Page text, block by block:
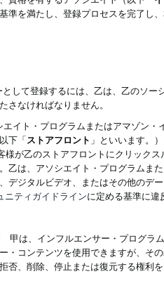
準を満たし、登録プロセスを完了し、
して登録するには、乙は、乙のソー
さなければなりません。
イト・プログラムまたはアマゾン・
下「ストアフロント 」といいます。
様が乙のストアフロントにクリック
乙は、アソシエイト・プログラム
デジタルビデオ、またはその他のデ
ニティガイドラインに定める基準に違
甲は、インフルエンサー・プログラ
・コンテンツを使用できますが、そ
否、削除、停止または復元する権利